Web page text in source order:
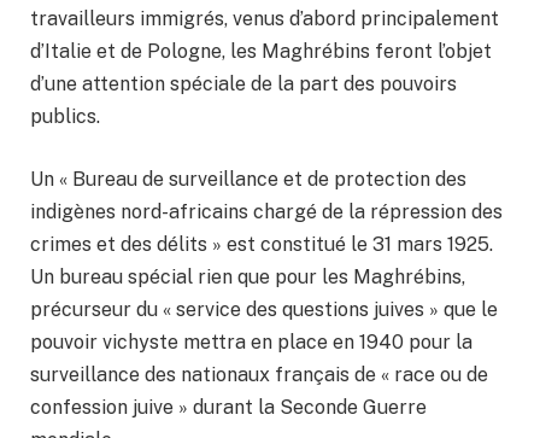
travailleurs immigrés, venus d’abord principalement
d’Italie et de Pologne, les Maghrébins feront l’objet
d’une attention spéciale de la part des pouvoirs
publics.
Un « Bureau de surveillance et de protection des
indigènes nord-africains chargé de la répression des
crimes et des délits » est constitué le 31 mars 1925.
Un bureau spécial rien que pour les Maghrébins,
précurseur du « service des questions juives » que le
pouvoir vichyste mettra en place en 1940 pour la
surveillance des nationaux français de « race ou de
confession juive » durant la Seconde Guerre